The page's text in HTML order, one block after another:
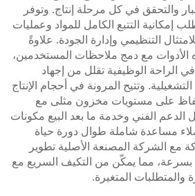
والتحقق في كل مرحلة إنتاج. وتوفر
إمكانية التتبع الكامل للمواد وعمليات
التنظيمي وإدارة الجودة. علاوةً
الأدوات مع دمج ملاحظات المستخدمين،
الراحة الوظيفية تقلل من إجهاد
وتتيح المرونة في أحجام الإنتاج
على مستويات مخزون مثلى مع
الفني وخدمة ما بعد البيع مكونات
مساعدة شاملة طوال دورة حياة
مع الشركة المصنعة الأصلية تطوير
بسرعة، مما يمكّن من التكيف السريع مع
والمتطلبات المتغيرة.